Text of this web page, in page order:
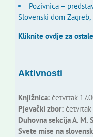
Pozivnica –
Slovenski dom
Kliknite ovdje za
Aktivnosti
Knjižnica:četvrtak
Pjevački zbor:četvrtak
Duhovna sekcija A. M.
Svete mise na